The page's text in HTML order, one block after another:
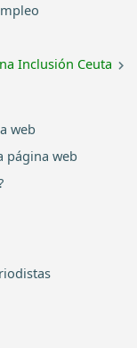
Inclusión Ceuta
web
página web